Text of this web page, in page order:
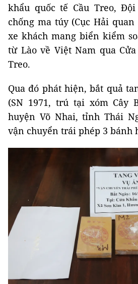
khẩu quốc tế Cầu Treo,
chống ma túy (Cục Hải
xe khách mang biển kiểm
từ Lào về Việt Nam qua
Treo.
Qua đó phát hiện, bắt quả
(SN 1971, trú tại xóm Cây
huyện Võ Nhai, tỉnh Thái
vận chuyển trái phép 3 bánh